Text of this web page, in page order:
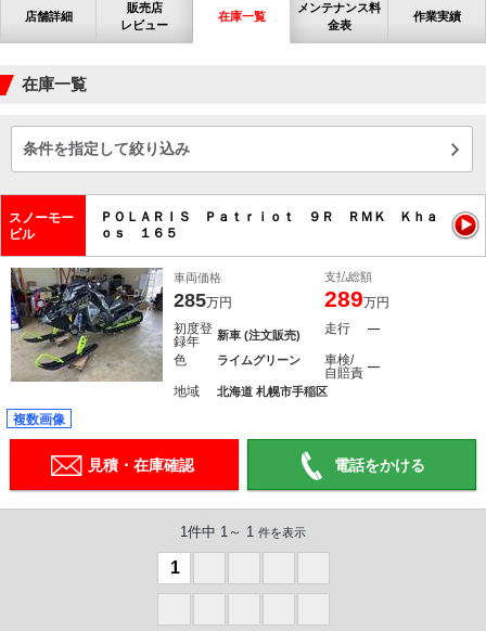
店舗詳細
販売店
レビュー
在庫一覧
メンテナンス料
金表
作業実績
在庫一覧
条件を指定して絞り込み
スノーモー
ビル
ＰＯＬＡＲＩＳ Ｐａｔｒｉｏｔ ９Ｒ ＲＭＫ Ｋｈａ
ｏｓ １６５
車両価格
285万円
支払総額
289万円
初度登
録年
新車 (注文販売) 走行 ―
色 ライムグリーン
車検/
自賠責 ―
地域 北海道 札幌市手稲区
複数画像
見積・在庫確認 電話をかける
1件中 1～ 1 件を表示
1